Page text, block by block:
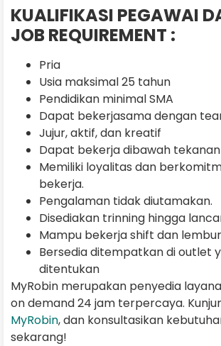
KUALIFIKASI PEGAWAI
JOB REQUIREMENT :
Pria
Usia maksimal 25 tahun
Pendidikan minimal SMA
Dapat bekerjasama dengan
Jujur, aktif, dan kreatif
Dapat bekerja dibawah tekanan
Memiliki loyalitas dan
bekerja.
Pengalaman tidak diutamakan.
Disediakan trinning hingga
Mampu bekerja shift dan lembur
Bersedia ditempatkan di outlet
ditentukan
MyRobin merupakan penyedia
on demand 24 jam terpercaya.
MyRobin, dan konsultasikan
sekarang!